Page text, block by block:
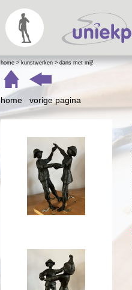
home >kunstwerken > dans met mij!
home vorige pagina